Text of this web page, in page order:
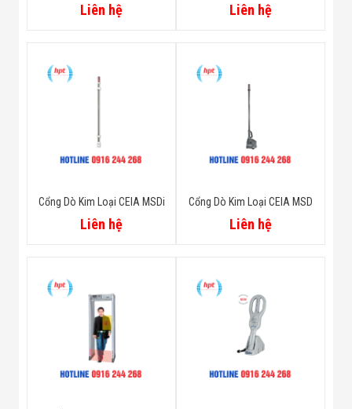
Liên hệ Liên hệ
Cổng Dò Kim Loại CEIA MSDi
Liên hệ
Cổng Dò Kim Loại CEIA MSD
Liên hệ